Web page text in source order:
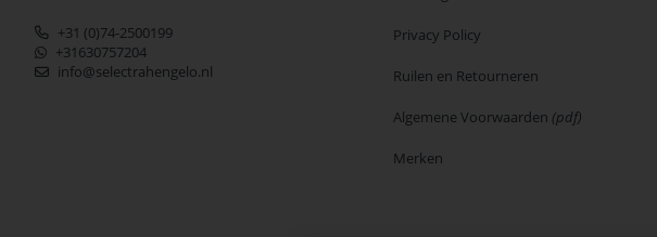
+31 (0)74-2500199
+31630757204
info@selectrahengelo.nl
Privacy Policy
Ruilen en Retourneren
Algemene Voorwaarden (pdf)
Merken